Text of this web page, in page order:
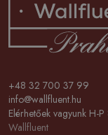
+48 32 700 37 99
info@wallfluent.hu
Elérhetőek vagyunk H-
Wallfluent